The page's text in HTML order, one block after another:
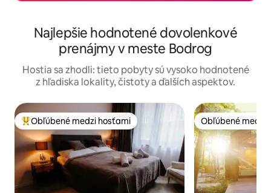
Najlepšie hodnotené dovolenkové
prenájmy v meste Bodrog
Hostia sa zhodli: tieto pobyty sú vysoko hodnotené
z hľadiska lokality, čistoty a ďalších aspektov.
Najobľúbenejšie medzi hosťami
Obľúbené medzi hosťami Obľúbené medzi
Obľúbené medzi